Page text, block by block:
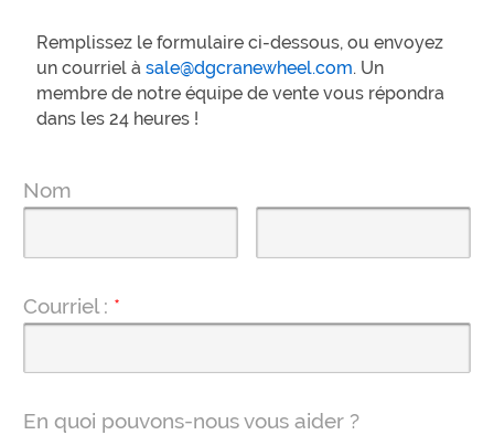
Remplissez le formulaire ci-dessous, ou envoyez
un courriel àsale@dgcranewheel.com. Un
membre de notre équipe de vente vous répondra
dans les 24 heures !
Nom
Courriel : *
En quoi pouvons-nous vous aider ?